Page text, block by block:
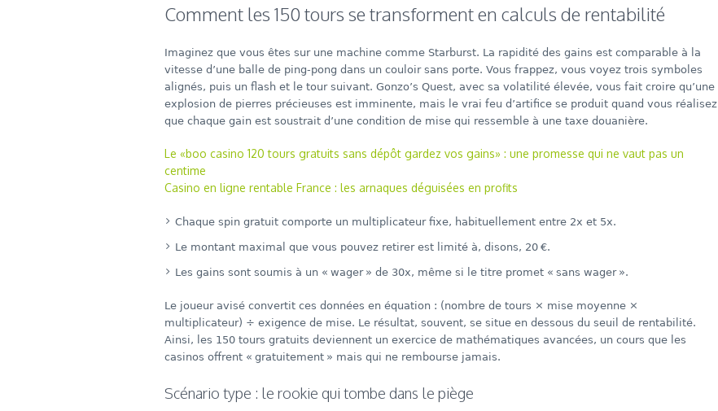
Comment les 150 tours se transforment en calculs de rentabilité
Imaginez que vous êtes sur une machine comme Starburst. La rapidité des gains est comparable à la
vitesse d’une balle de ping‑pong dans un couloir sans porte. Vous frappez, vous voyez trois symboles
alignés, puis un flash et le tour suivant. Gonzo’s Quest, avec sa volatilité élevée, vous fait croire qu’une
explosion de pierres précieuses est imminente, mais le vrai feu d’artifice se produit quand vous réalisez
que chaque gain est soustrait d’une condition de mise qui ressemble à une taxe douanière.
Le «boo casino 120 tours gratuits sans dépôt gardez vos gains» : une promesse qui ne vaut pas un
centime
Casino en ligne rentable France : les arnaques déguisées en profits
Chaque spin gratuit comporte un multiplicateur fixe, habituellement entre 2x et 5x.
Le montant maximal que vous pouvez retirer est limité à, disons, 20 €.
Les gains sont soumis à un « wager » de 30x, même si le titre promet « sans wager ».
Le joueur avisé convertit ces données en équation : (nombre de tours × mise moyenne ×
multiplicateur) ÷ exigence de mise. Le résultat, souvent, se situe en dessous du seuil de rentabilité.
Ainsi, les 150 tours gratuits deviennent un exercice de mathématiques avancées, un cours que les
casinos offrent « gratuitement » mais qui ne rembourse jamais.
Scénario type : le rookie qui tombe dans le piège